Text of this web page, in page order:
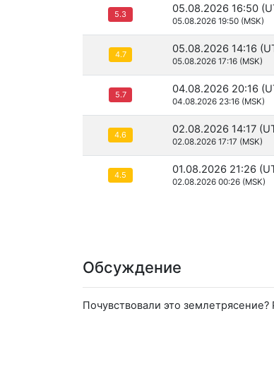
5.3 05.08.2026 16:50
05.08.2026 19:50 (MSK)
4.7 05.08.2026 14:16
05.08.2026 17:16 (MSK)
5.7 04.08.2026 20:16
04.08.2026 23:16 (MSK)
4.6 02.08.2026 14:17
02.08.2026 17:17 (MSK)
4.5 01.08.2026 21:26
02.08.2026 00:26 (MSK)
Обсуждение
Почувствовали это